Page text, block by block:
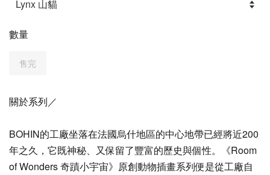
數量
售完
關於系列／
BOHIN的工廠坐落在法國烏什地區的中心地帶已經將近200
年之久，它既神秘、又保留了豐富的歷史與個性。《Room
of Wonders 奇蹟小宇宙》原創動物插畫系列便是從工廠自